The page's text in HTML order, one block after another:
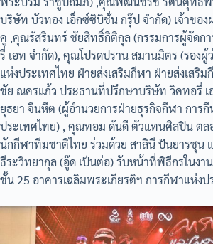
บริษัท บัวทอง เอ็กซ์ซิบิชั่น กรุ๊ป จำกัด) เจ้าขอ
คู ,คุณรัสรินทร์ ชัยสิทธิ์กิติกุล (กรรมการผู้จัดก
รี่ เอท จำกัด), คุณโปรดปราน สมานมิตร (รองผู้
แห่งประเทศไทย ฝ่ายส่งเสริมกีฬา ฝ่ายส่งเสริ
ชัย ณครแก้ว ประธานที่ปรึกษาบริษัท วิคทอรี่
ยุธยา จีนหีต (ผู้อำนวยการฝ่ายธุรกิจกีฬา การกี
ประเทศไทย) , คุณทอม ดันดี ตัวแทนศิลปิน ต
นักกีฬาทีมชาติไทย ร่วมด้วย สาลินี ปันยารชุน
ธีระวิทยากุล (อู๊ด เป็นต่อ) รับหน้าที่พิธีกรในงา
ชั้น 25 อาคารเฉลิมพระเกียรติฯ การกีฬาแห่งป